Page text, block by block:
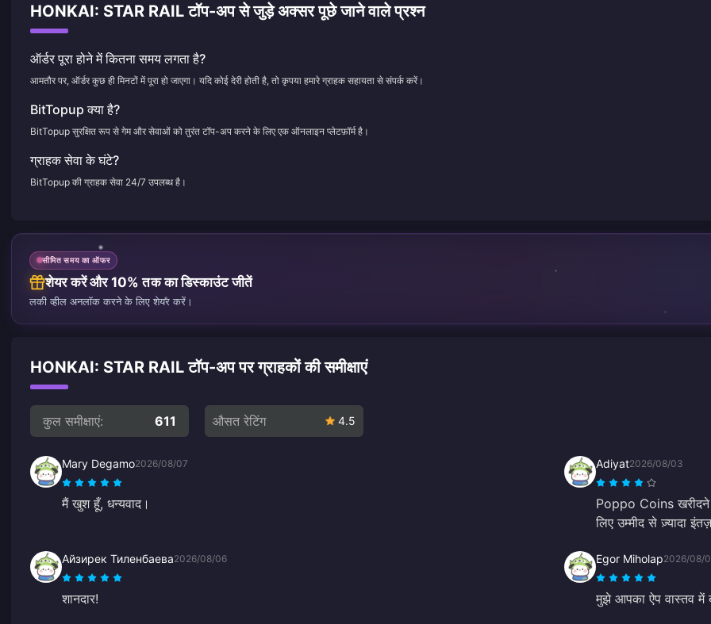
HONKAI: STAR RAIL टॉप-अप से जुड़े अक्सर पूछे जाने वाले प्रश्न
ऑर्डर पूरा होने में कितना समय लगता है?
आमतौर पर, ऑर्डर कुछ ही मिनटों में पूरा हो जाएगा। यदि कोई देरी होती है, तो कृपया हमारे ग्राहक सहायता से संपर्क करें।
BitTopup क्या है?
BitTopup सुरक्षित रूप से गेम और सेवाओं को तुरंत टॉप-अप करने के लिए एक ऑनलाइन प्लेटफ़ॉर्म है।
ग्राहक सेवा के घंटे?
BitTopup की ग्राहक सेवा 24/7 उपलब्ध है।
सीमित समय का ऑफर
शेयर करें और 10% तक का डिस्काउंट जीतें
लकी व्हील अनलॉक करने के लिए शेयर करें।
HONKAI: STAR RAIL टॉप-अप पर ग्राहकों की समीक्षाएं
कुल समीक्षाएं: 611 औसत रेटिंग 4.5
Mary Degamo2026/08/07
मैं खुश हूँ, धन्यवाद।
Adiyat2026/08/03
Poppo Coins
लिए उम्मीद से ज़्यादा
Айзирек Тиленбаева2026/08/06
शानदार!
Egor Miholap2026/08/
मुझे आपका ऐप वास्तव